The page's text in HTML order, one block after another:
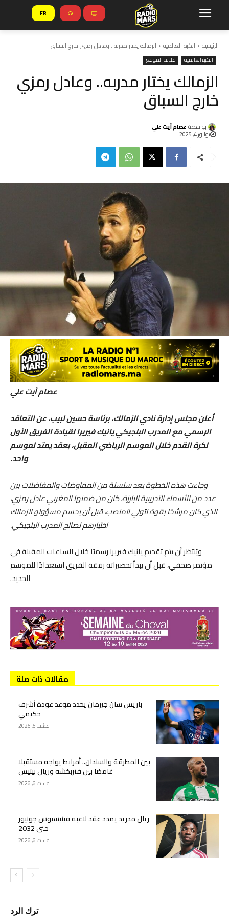
FR
الرئيسية الكرة العالمية الزمالك يختار مدربه.. وعادل رمزي خارج السباق
الكرة العالمية غلاف الموقع
الزمالك يختار مدربه.. وعادل رمزي
خارج السباق
بواسطة عصام أيت علي
يوليوز 4, 2025
عصام أيت علي
أعلن مجلس إدارة نادي الزمالك، برئاسة حسين لبيب، عن التعاقد
الرسمي مع المدرب البلجيكي يانيك فيريرا لقيادة الفريق الأول
لكرة القدم خلال الموسم الرياضي المقبل، بعقد يمتد لموسم
واحد.
وجاءت هذه الخطوة بعد سلسلة من المفاوضات والمفاضلات بين
عدد من الأسماء التدريبية البارزة، كان من ضمنها المغربي عادل رمزي،
الذي كان مرشحًا بقوة لتولي المنصب، قبل أن يحسم مسؤولو الزمالك
اختيارهم لصالح المدرب البلجيكي.
ويُنتظر أن يتم تقديم يانيك فيريرا رسميًا خلال الساعات المقبلة في
مؤتمر صحفي، قبل أن يبدأ تحضيراته رفقة الفريق استعدادًا للموسم
الجديد.
مقالات ذات صلة
باريس سان جيرمان يحدد موعد عودة أشرف
حكيمي
غشت 6, 2026
بين المطرقة والسندان.. أمرابط يواجه مستقبلا
غامضا بين فنربخشه وريال بيتيس
غشت 6, 2026
ريال مدريد يمدد عقد لاعبه فينيسيوس جونيور
حتى 2032
غشت 6, 2026
ترك الرد